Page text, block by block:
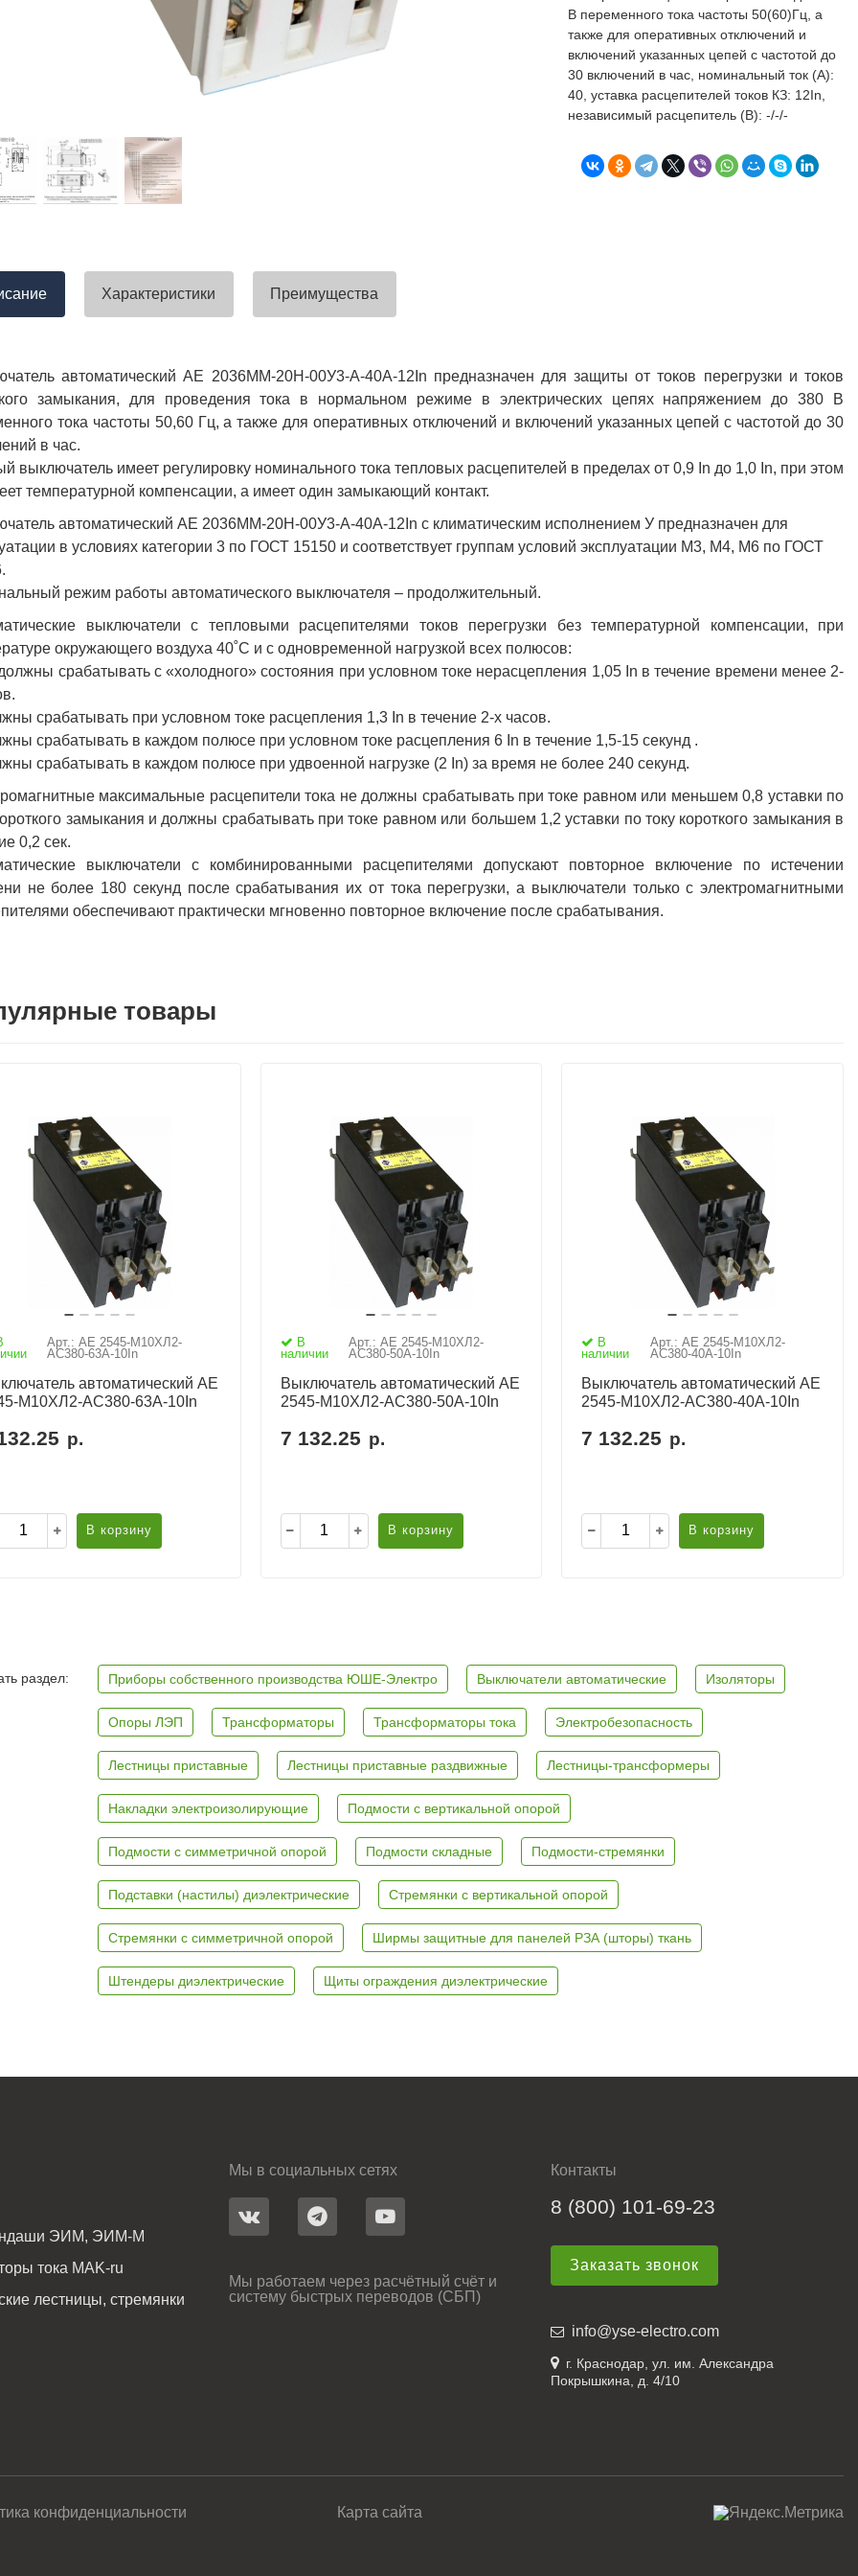
элементы опор высокого
заболонного слоя древесины
изделия (опоры ЛЭП),
моей памяти компания
и поставщик опор ЛЭП
ЛЭП такими документами.
с таким ответственным
успели закрыть смету большого объекта в срок. А
вы получили хороший заказ))
В переменного тока частоты 50(60)Гц, а
также для оперативных отключений и
включений указанных цепей с частотой до
30 включений в час, номинальный ток (А):
40, уставка расцепителей токов КЗ: 12In,
независимый расцепитель (В): -/-/-
Характеристики Преимущества
автоматический АЕ 2036ММ-20Н-00У3-А-40А-12In предназначен для защиты от токов перегрузки и токов
замыкания, для проведения тока в нормальном режиме в электрических цепях напряжением до 380 В
тока частоты 50,60 Гц, а также для оперативных отключений и включений указанных цепей с частотой до 30
в час.
выключатель имеет регулировку номинального тока тепловых расцепителей в пределах от 0,9 In до 1,0 In, при этом
температурной компенсации, а имеет один замыкающий контакт.
автоматический АЕ 2036ММ-20Н-00У3-А-40А-12In с климатическим исполнением У предназначен для
в условиях категории 3 по ГОСТ 15150 и соответствует группам условий эксплуатации М3, М4, М6 по ГОСТ
режим работы автоматического выключателя – продолжительный.
выключатели с тепловыми расцепителями токов перегрузки без температурной компенсации, при
окружающего воздуха 40˚С и с одновременной нагрузкой всех полюсов:
срабатывать с «холодного» состояния при условном токе нерасцепления 1,05 In в течение времени менее 2-
срабатывать при условном токе расцепления 1,3 In в течение 2-х часов.
срабатывать в каждом полюсе при условном токе расцепления 6 In в течение 1,5-15 секунд .
срабатывать в каждом полюсе при удвоенной нагрузке (2 In) за время не более 240 секунд.
максимальные расцепители тока не должны срабатывать при токе равном или меньшем 0,8 уставки по
замыкания и должны срабатывать при токе равном или большем 1,2 уставки по току короткого замыкания в
0,2 сек.
выключатели с комбинированными расцепителями допускают повторное включение по истечении
не более 180 секунд после срабатывания их от тока перегрузки, а выключатели только с электромагнитными
обеспечивают практически мгновенно повторное включение после срабатывания.
товары
Арт.: АЕ 2545-М10ХЛ2-
AC380-63А-10In
автоматический АЕ
М10ХЛ2-AC380-63А-10In
р.
В корзину
В
наличии
Арт.: АЕ 2545-М10ХЛ2-
AC380-50А-10In
Выключатель автоматический АЕ
2545-М10ХЛ2-AC380-50А-10In
7 132.25 р.
В корзину
В
наличии
Арт.: АЕ 2545-М10ХЛ2-
AC380-40А-10In
Выключатель автоматический АЕ
2545-М10ХЛ2-AC380-40А-10In
7 132.25 р.
В корзину
раздел: Приборы собственного производства ЮШЕ-Электро Выключатели автоматические Изоляторы
Опоры ЛЭП Трансформаторы Трансформаторы тока Электробезопасность
Лестницы приставные Лестницы приставные раздвижные Лестницы-трансформеры
Накладки электроизолирующие Подмости с вертикальной опорой
Подмости с симметричной опорой Подмости складные Подмости-стремянки
Подставки (настилы) диэлектрические Стремянки с вертикальной опорой
Стремянки с симметричной опорой Ширмы защитные для панелей РЗА (шторы) ткань
Штендеры диэлектрические Щиты ограждения диэлектрические
ЭИМ, ЭИМ-М
тока MAK-ru
лестницы, стремянки
Мы в социальных сетях
Мы работаем через расчётный счёт и
систему быстрых переводов (СБП)
Контакты
8 (800) 101-69-23
Заказать звонок
info@yse-electro.com
г. Краснодар, ул. им. Александра
Покрышкина, д. 4/10
конфиденциальности Карта сайта